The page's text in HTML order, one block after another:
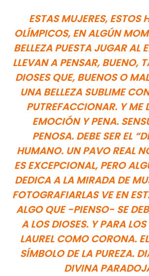
ESTAS MUJERES, ESTOS
OLÍMPICOS, EN ALGÚN
BELLEZA PUESTA JUGAR AL
LLEVAN A PENSAR, BUENO,
DIOSES QUE, BUENOS O
UNA BELLEZA SUBLIME
PUTREFACCIONAR. Y ME
EMOCIÓN Y PENA.
PENOSA. DEBE SER EL
HUMANO. UN PAVO REAL
ES EXCEPCIONAL, PERO
DEDICA A LA MIRADA DE
FOTOGRAFIARLAS VE EN
ALGO QUE -PIENSO- SE
A LOS DIOSES. Y PARA LOS
LAUREL COMO CORONA.
SÍMBOLO DE LA PUREZA.
DIVINA